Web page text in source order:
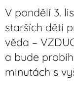
V pondělí 3.
starších dětí
věda –
a bude
minutách s